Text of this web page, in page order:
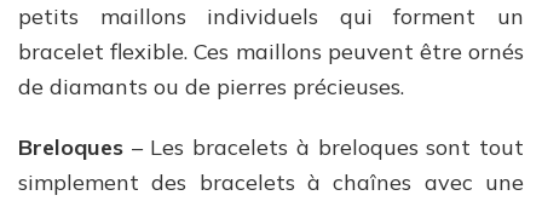
petits maillons individuels qui forment un
bracelet flexible. Ces maillons peuvent être ornés
de diamants ou de pierres précieuses.
Breloques – Les bracelets à breloques sont tout
simplement des bracelets à chaînes avec une